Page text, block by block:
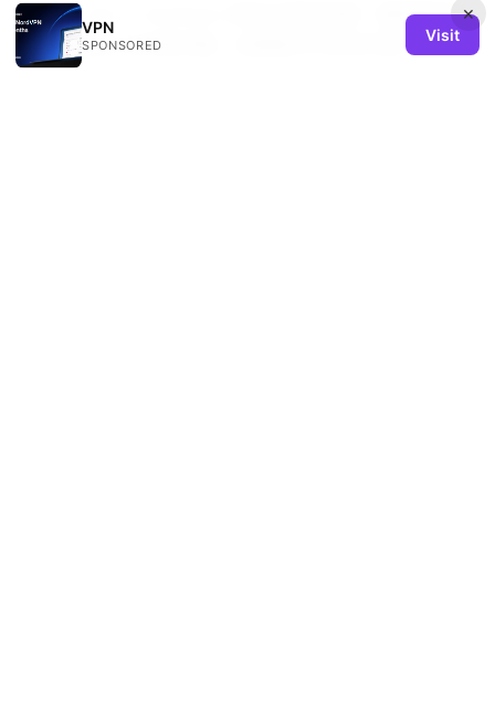
Proton vpn ⭐ windows 安装与使用指南：解锁更安全
的网络体验 全流程详解、设置要点与常见问题
×
VPN
SPONSORED
Visit